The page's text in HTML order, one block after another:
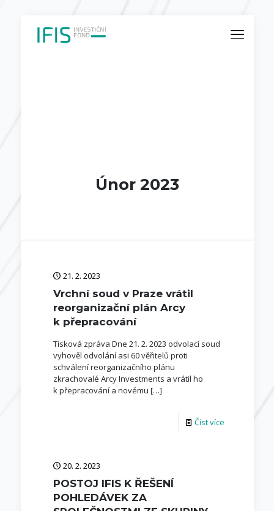
Únor 2023
21. 2. 2023
Vrchní soud v Praze vrátil
reorganizační plán Arcy
k přepracování
Tisková zpráva Dne 21. 2. 2023 odvolací soud
vyhověl odvolání asi 60 věřitelů proti
schválení reorganizačního plánu
zkrachovalé Arcy Investments a vrátil ho
k přepracování a novému […]
Číst více
20. 2. 2023
POSTOJ IFIS K ŘEŠENÍ
POHLEDÁVEK ZA